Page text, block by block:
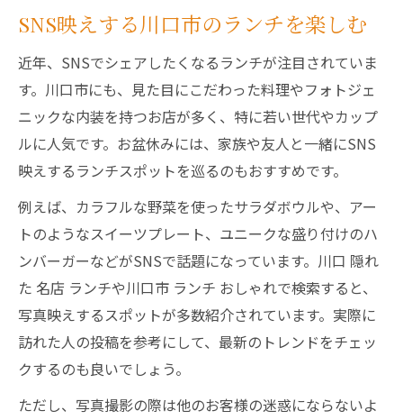
SNS映えする川口市のランチを楽しむ
近年、SNSでシェアしたくなるランチが注目されていま
す。川口市にも、見た目にこだわった料理やフォトジェ
ニックな内装を持つお店が多く、特に若い世代やカップ
ルに人気です。お盆休みには、家族や友人と一緒にSNS
映えするランチスポットを巡るのもおすすめです。
例えば、カラフルな野菜を使ったサラダボウルや、アー
トのようなスイーツプレート、ユニークな盛り付けのハ
ンバーガーなどがSNSで話題になっています。川口 隠れ
た 名店 ランチや川口市 ランチ おしゃれで検索すると、
写真映えするスポットが多数紹介されています。実際に
訪れた人の投稿を参考にして、最新のトレンドをチェッ
クするのも良いでしょう。
ただし、写真撮影の際は他のお客様の迷惑にならないよ